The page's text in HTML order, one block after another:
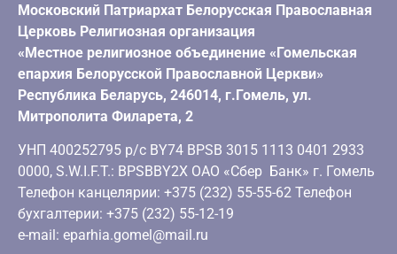
Московский Патриархат Белорусская Православная
Церковь Религиозная организация
«Местное религиозное объединение «Гомельская
епархия Белорусской Православной Церкви»
Республика Беларусь, 246014, г.Гомель, ул.
Митрополита Филарета, 2
УНП 400252795 р/с BY74 BPSB 3015 1113 0401 2933
0000, S.W.I.F.T.: BPSBBY2X ОАО «Сбер Банк» г. Гомель
Телефон канцелярии: +375 (232) 55-55-62 Телефон
бухгалтерии: +375 (232) 55-12-19
e-mail: eparhia.gomel@mail.ru